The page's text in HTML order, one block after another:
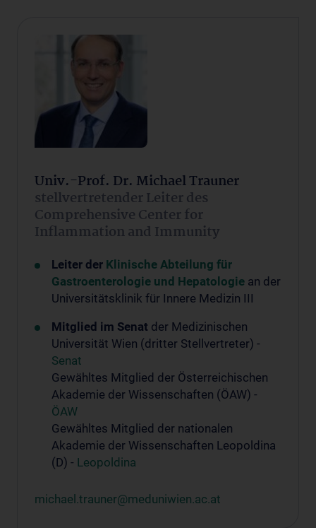
Univ.-Prof. Dr. Michael Trauner
stellvertretender Leiter des
Comprehensive Center for
Inflammation and Immunity
Leiter der Klinische Abteilung für
Gastroenterologie und Hepatologie an der
Universitätsklinik für Innere Medizin III
Mitglied im Senat der Medizinischen
Universität Wien (dritter Stellvertreter) -
Senat
Gewähltes Mitglied der Österreichischen
Akademie der Wissenschaften (ÖAW) -
ÖAW
Gewähltes Mitglied der nationalen
Akademie der Wissenschaften Leopoldina
(D) - Leopoldina
michael.trauner@meduniwien.ac.at